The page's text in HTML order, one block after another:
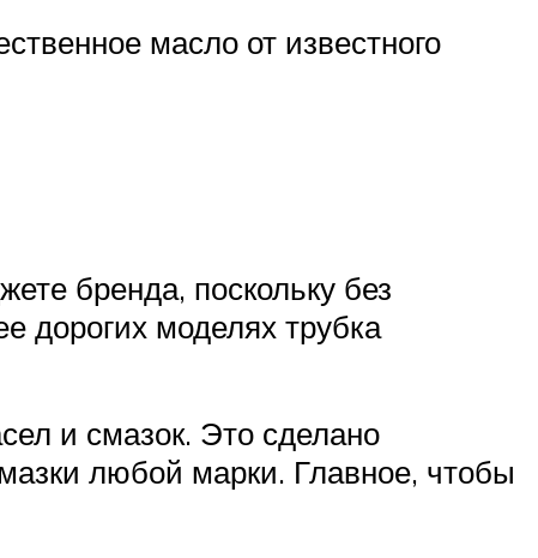
масло от известного
бренда, поскольку без
дорогих моделях трубка
и смазок. Это сделано
любой марки. Главное, чтобы